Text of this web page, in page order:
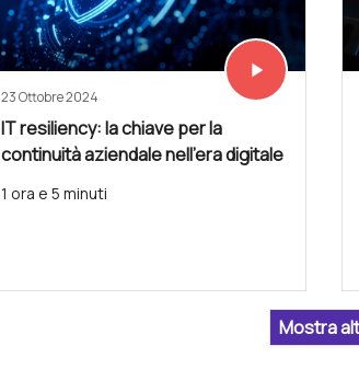
Vedi subito
play_arrow
23 Ottobre 2024
IT resiliency: la chiave per la
continuità aziendale nell’era digitale
1 ora e 5 minuti